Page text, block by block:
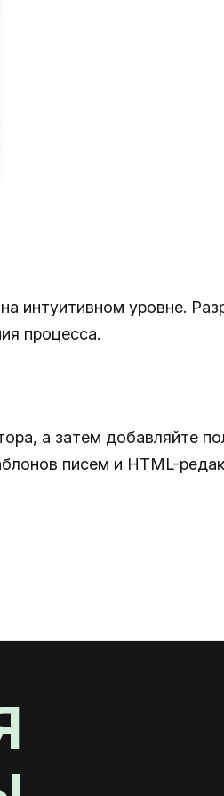
интуитивном уровне.
процесса.
а затем добавляйте
писем и HTML-